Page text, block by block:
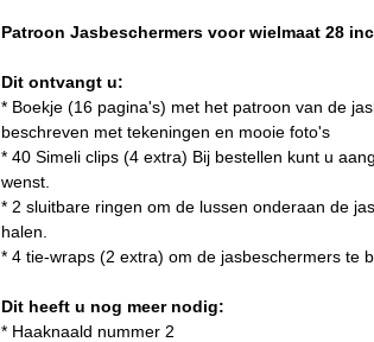
Patroon Jasbeschermers voor wielmaat 28
Dit ontvangt u:
* Boekje (16 pagina's) met het patroon van de
beschreven met tekeningen en mooie foto's
* 40 Simeli clips (4 extra) Bij bestellen kunt u
wenst.
* 2 sluitbare ringen om de lussen onderaan de
halen.
* 4 tie-wraps (2 extra) om de jasbeschermers te
Dit heeft u nog meer nodig:
* Haaknaald nummer 2